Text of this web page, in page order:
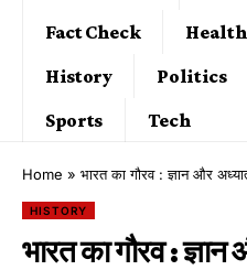
Fact Check
Health
History
Politics
Sports
Tech
Home » भारत का गौरव : ज्ञान और
HISTORY
भारत का गौरव :